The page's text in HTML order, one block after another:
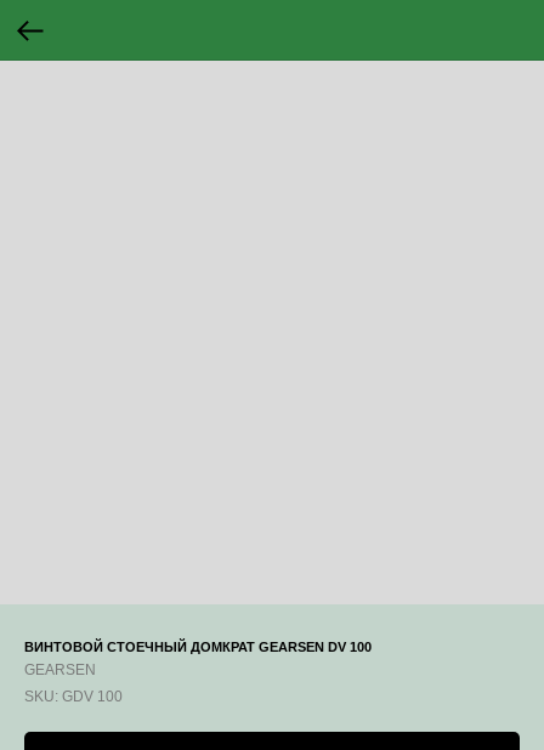
ВИНТОВОЙ СТОЕЧНЫЙ ДОМКРАТ GEARSEN DV 100
GEARSEN
SKU: GDV 100